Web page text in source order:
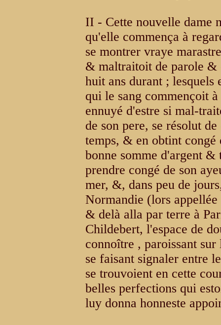
II - Cette nouvelle dame
qu'elle commença à
se montrer vraye
& maltraitoit de parole
huit ans durant ;
qui le sang commençoit
ennuyé d'estre si mal-
de son pere, se résolut
temps, & en obtint congé
bonne somme d'argent
prendre congé de son
mer, &, dans peu de
Normandie (lors
& delà alla par terre à
Childebert, l'espace de
connoître , paroissant
se faisant signaler entre
se trouvoient en cette
belles perfections qui
luy donna honneste